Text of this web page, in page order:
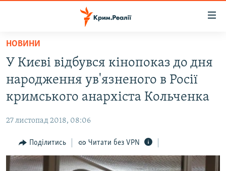
Перейти
основного
матеріалу
Перейти
до
основної
Перейти
до
пошуку
ВІДЕО ТА ФОТО
БЛОГИ
ПОГЛЯД
ІНТЕРВ'Ю
НОВИНИ
У Києві відбувся кінопоказ до дня
народження ув'язненого в Росії
кримського анархіста Кольченка
27 листопад 2018, 08:06
Поділитись Читати без VPN